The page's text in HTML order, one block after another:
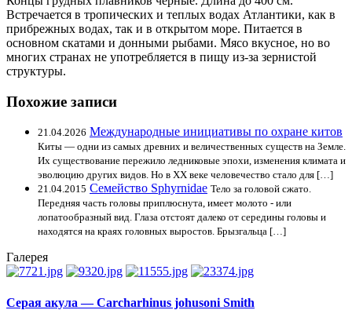
Встречается в тропических и теплых водах Атлантики, как в
прибрежных водах, так и в открытом море. Питается в
основном скатами и донными рыбами. Мясо вкусное, но во
многих странах не употребляется в пищу из-за зернистой
структуры.
Похожие записи
21.04.2026 Международные инициативы по охране китов
Киты — одни из самых древних и величественных существ на Земле.
Их существование пережило ледниковые эпохи, изменения климата и
эволюцию других видов. Но в XX веке человечество стало для […]
21.04.2015 Семейство Sphyrnidae Тело за головой сжато.
Передняя часть головы приплюснута, имеет молото - или
лопатообразный вид. Глаза отстоят далеко от середины головы и
находятся на краях головных выростов. Брызгальца […]
Галерея
Серая акула — Carcharhinus johusoni Smith